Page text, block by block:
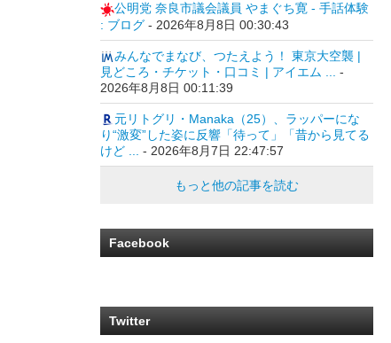
公明党 奈良市議会議員 やまぐち寛 - 手話体験
: ブログ- 2026年8月8日 00:30:43
みんなでまなび、つたえよう！ 東京大空襲 |
見どころ・チケット・口コミ | アイエム ...
-
2026年8月8日 00:11:39
元リトグリ・Manaka（25）、ラッパーにな
り“激変”した姿に反響「待って」「昔から見てる
けど ... - 2026年8月7日 22:47:57
もっと他の記事を読む
Facebook
Twitter